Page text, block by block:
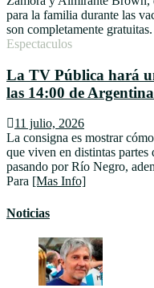
para la familia durante las
son completamente gratuitas.
Espectaculos
La TV Pública hará
las 14:00 de
11 julio, 2026
La consigna es mostrar
que viven en distintas partes
pasando por Río Negro,
Para [Mas Info]
Noticias